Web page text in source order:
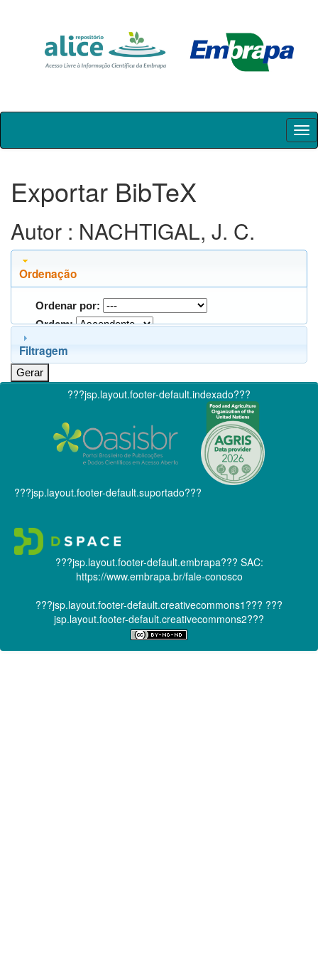
Skip
Exportar BibTeX
Autor : NACHTIGAL, J. C.
Ordenação
Ordenar por:
Ordem:
Filtragem
???jsp.layout.footer-default.indexado???
???jsp.layout.footer-default.suportado???
???jsp.layout.footer-default.embrapa??? SAC:
https://www.embrapa.br/fale-conosco
???jsp.layout.footer-default.creativecommons1??? ???
jsp.layout.footer-default.creativecommons2???